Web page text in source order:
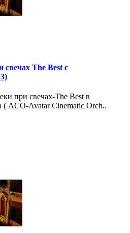
The Best с
при свечах-The Best в
ACO-Avatar Cinematic Orch..